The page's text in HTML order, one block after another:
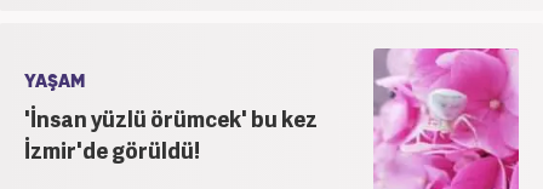
YAŞAM
'İnsan yüzlü örümcek' bu kez
İzmir'de görüldü!